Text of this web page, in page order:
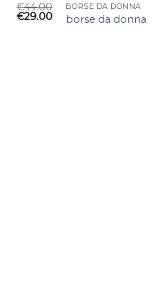
€44.00
€29.00
BORSE DA DONNA
borse da donna